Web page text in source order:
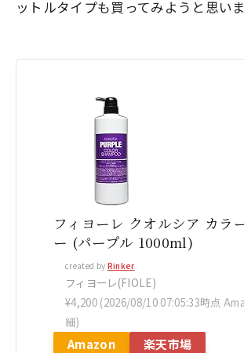
ットルタイプも買ってみようと思い
フィヨーレ クオルシア カラ
ー (パープル 1000ml)
created by Rinker
フィヨーレ(FIOLE)
¥4,200 (2026/08/10 07:05:33時点
細)
Amazon 楽天市場